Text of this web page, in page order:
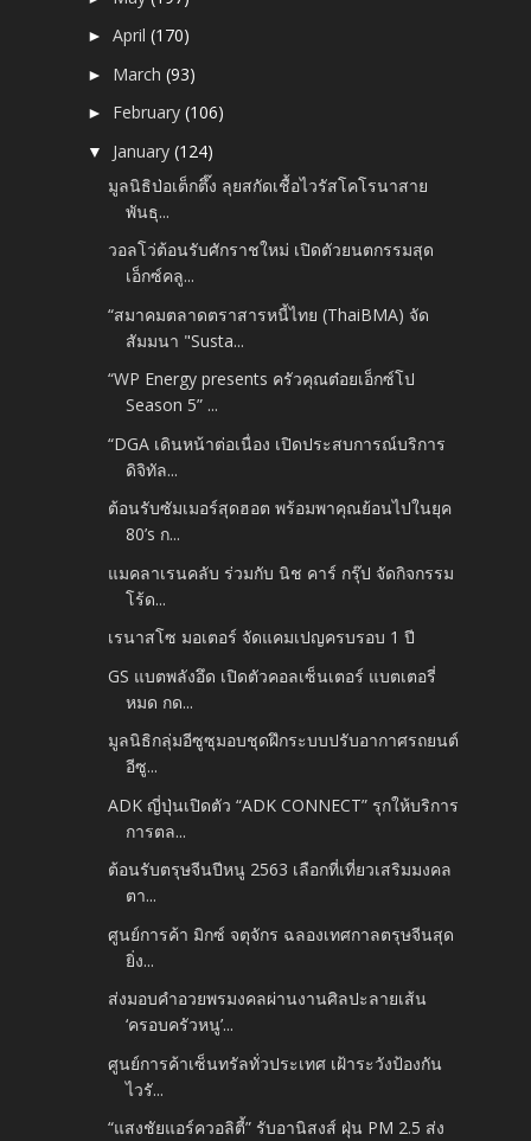
►April(170)
► March(93)
► February(106)
▼ January(124)
มูลนิธิป่อเต็กตึ๊ง ลุยสกัดเชื้อไวรัสโคโรนาสาย
พันธุ...
วอลโว่ต้อนรับศักราชใหม่ เปิดตัวยนตกรรมสุด
เอ็กซ์คลู...
“สมาคมตลาดตราสารหนี้ไทย (ThaiBMA) จัด
สัมมนา "Susta...
“WP Energy presents ครัวคุณต๋อยเอ็กซ์โป
Season 5” ...
“DGA เดินหน้าต่อเนื่อง เปิดประสบการณ์บริการ
ดิจิทัล...
ต้อนรับซัมเมอร์สุดฮอต พร้อมพาคุณย้อนไปในยุค
80’s ก...
แมคลาเรนคลับ ร่วมกับ นิช คาร์ กรุ๊ป จัดกิจกรรม
โร้ด...
เรนาสโซ มอเตอร์ จัดแคมเปญครบรอบ 1 ปี
GS แบตพลังอึด เปิดตัวคอลเซ็นเตอร์ แบตเตอรี่
หมด กด...
มูลนิธิกลุ่มอีซูซุมอบชุดฝึกระบบปรับอากาศรถยนต์
อีซู...
ADK ญี่ปุ่นเปิดตัว “ADK CONNECT” รุกให้บริการ
การตล...
ต้อนรับตรุษจีนปีหนู 2563 เลือกที่เที่ยวเสริมมงคล
ตา...
ศูนย์การค้า มิกซ์ จตุจักร ฉลองเทศกาลตรุษจีนสุด
ยิ่ง...
ส่งมอบคำอวยพรมงคลผ่านงานศิลปะลายเส้น
‘ครอบครัวหนู’...
ศูนย์การค้าเซ็นทรัลทั่วประเทศ เฝ้าระวังป้องกัน
ไวรั...
“แสงชัยแอร์ควอลิตี้” รับอานิสงส์ ฝุ่น PM 2.5 ส่ง